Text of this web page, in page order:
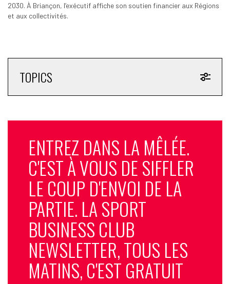
2030. À Briançon, l’exécutif affiche son soutien financier aux Régions
et aux collectivités.
TOPICS
ENTREZ DANS LA MÊLÉE.
C'EST À VOUS DE SIFFLER
LE COUP D'ENVOI DE LA
PARTIE. LA SPORT
BUSINESS CLUB
NEWSLETTER, TOUS LES
MATINS, C'EST GRATUIT